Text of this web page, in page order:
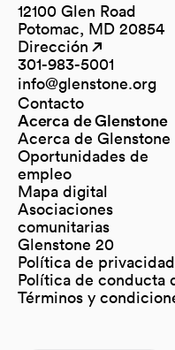
12100 Glen Road
Potomac, MD 20854
Dirección
(opens in a new tab)
301-983-5001
info@glenstone.org
(opens in a new tab)
Contacto
Acerca de Glenstone
Acerca de Glenstone
Oportunidades de
empleo
Mapa digital
(opens in a new tab)
Asociaciones
comunitarias
Glenstone 20
Política de privacidad
Política de conducta
Términos y